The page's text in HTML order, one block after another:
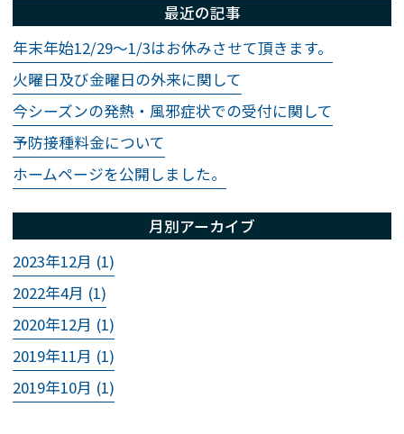
最近の記事
年末年始12/29～1/3はお休みさせて頂きます。
火曜日及び金曜日の外来に関して
今シーズンの発熱・風邪症状での受付に関して
予防接種料金について
ホームページを公開しました。
月別アーカイブ
2023年12月 (1)
2022年4月 (1)
2020年12月 (1)
2019年11月 (1)
2019年10月 (1)